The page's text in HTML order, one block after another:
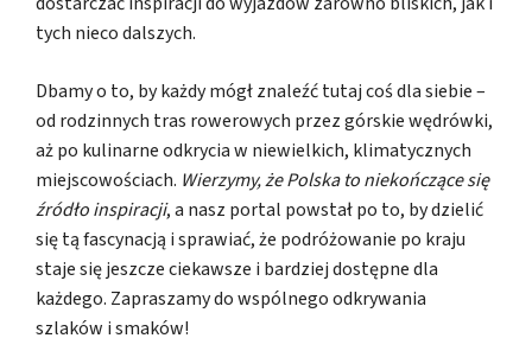
tych nieco dalszych.
Dbamy o to, by każdy mógł znaleźć tutaj coś dla siebie –
od rodzinnych tras rowerowych przez górskie wędrówki,
aż po kulinarne odkrycia w niewielkich, klimatycznych
miejscowościach. Wierzymy, że Polska to niekończące się
źródło inspiracji, a nasz portal powstał po to, by dzielić
się tą fascynacją i sprawiać, że podróżowanie po kraju
staje się jeszcze ciekawsze i bardziej dostępne dla
każdego. Zapraszamy do wspólnego odkrywania
szlaków i smaków!